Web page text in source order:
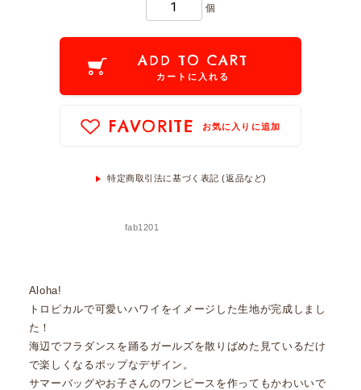
個
ADD TO CART
カートに入れる
FAVORITE お気に入りに追加
特定商取引法に基づく表記 (返品など)
fab1201
Aloha!
トロピカルで可愛いハワイをイメージした生地が完成しまし
た！
海辺でフラダンスを踊るガールズを散りばめた見ているだけ
で楽しくなるポップなデザイン。
サマーバッグやお子さんのワンピースを作ってもかわいいで